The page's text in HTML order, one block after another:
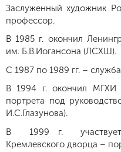
Заслуженный художник
профессор.
В 1985 г. окончил
им. Б.В.Иогансона (ЛСХШ).
С 1987 по 1989 гг. –
В 1994 г. окончил МГХИ
портрета под
И.С.Глазунова).
В 1999 г. участвует
Кремлевского дворца –